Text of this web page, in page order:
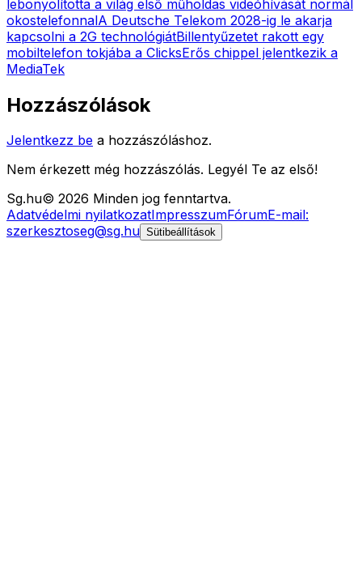
lebonyolította a világ első műholdas videóhívását normál
okostelefonnalA Deutsche Telekom 2028-ig le akarja
kapcsolni a 2G technológiátBillentyűzetet rakott egy
mobiltelefon tokjába a ClicksErős chippel jelentkezik a
MediaTek
Hozzászólások
Jelentkezz be a hozzászóláshoz.
Nem érkezett még hozzászólás. Legyél Te az első!
Sg.hu© 2026 Minden jog fenntartva.
Adatvédelmi nyilatkozatImpresszumFórumE-mail:
szerkesztoseg@sg.hu Sütibeállítások